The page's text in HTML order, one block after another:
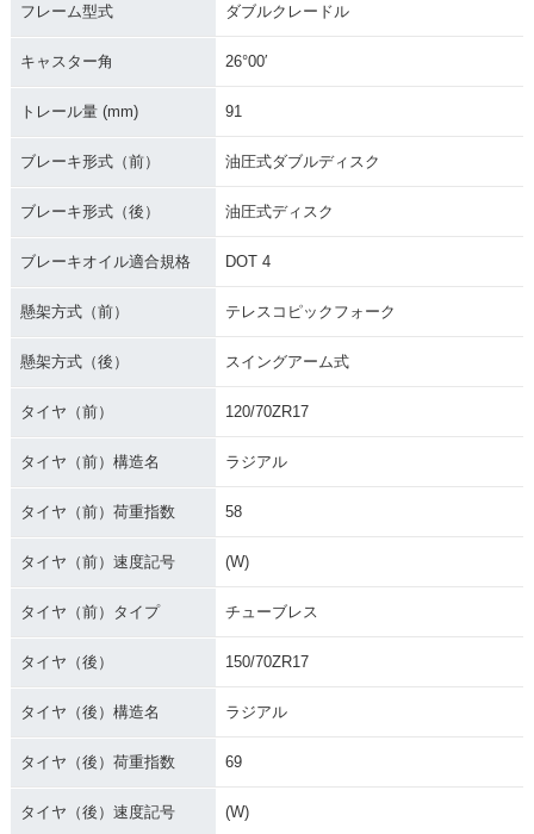
フレーム型式 ダブルクレードル
キャスター角 26°00′
トレール量 (mm) 91
ブレーキ形式（前） 油圧式ダブルディスク
ブレーキ形式（後） 油圧式ディスク
ブレーキオイル適合規格 DOT 4
懸架方式（前） テレスコピックフォーク
懸架方式（後） スイングアーム式
タイヤ（前） 120/70ZR17
タイヤ（前）構造名 ラジアル
タイヤ（前）荷重指数 58
タイヤ（前）速度記号 (W)
タイヤ（前）タイプ チューブレス
タイヤ（後） 150/70ZR17
タイヤ（後）構造名 ラジアル
タイヤ（後）荷重指数 69
タイヤ（後）速度記号 (W)